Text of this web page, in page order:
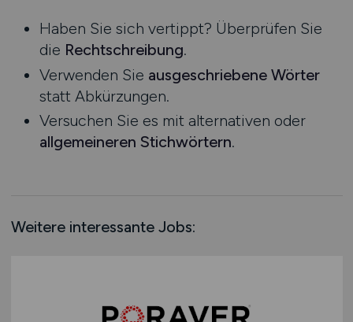
Praktikum
Nordrhein-Westfalen
Rheinland-Pfalz
Saarland
Sachsen
Sachsen-Anhalt
Schleswig-Holstein
Schweiz
Haben Sie sich vertippt? Überprüfen Sie
die Rechtschreibung.
Verwenden Sie ausgeschriebene Wörter
statt Abkürzungen.
Versuchen Sie es mit alternativen oder
allgemeineren Stichwörtern.
Weitere interessante Jobs: